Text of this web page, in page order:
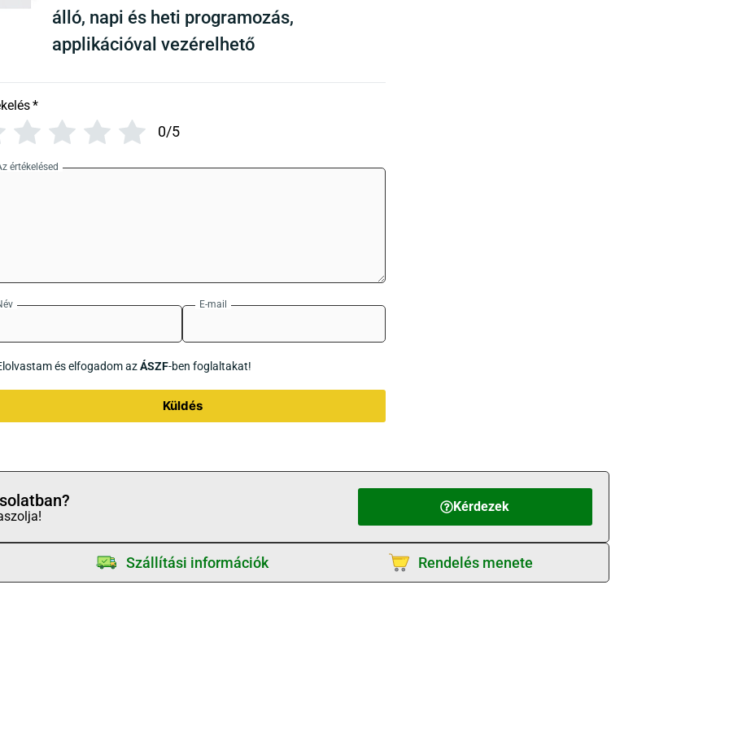
álló, napi és heti programozás,
applikációval vezérelhető
*
0/5
értékelésed
E-mail
és elfogadom azÁSZF-ben foglaltakat!
Küldés
Kérdezek
Szállítási információk Rendelés menete